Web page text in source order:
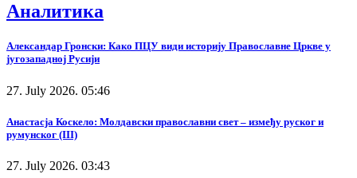
Аналитика
Александар Гронски: Како ПЦУ види историју Православне Цркве у
југозападној Русији
27. July 2026. 05:46
Анастасја Коскело: Молдавски православни свет – између руског и
румунског (III)
27. July 2026. 03:43